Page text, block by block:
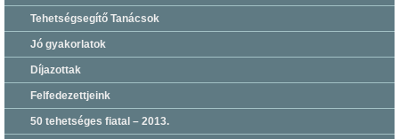
Tehetségsegítő Tanácsok
Jó gyakorlatok
Díjazottak
Felfedezettjeink
50 tehetséges fiatal – 2013.